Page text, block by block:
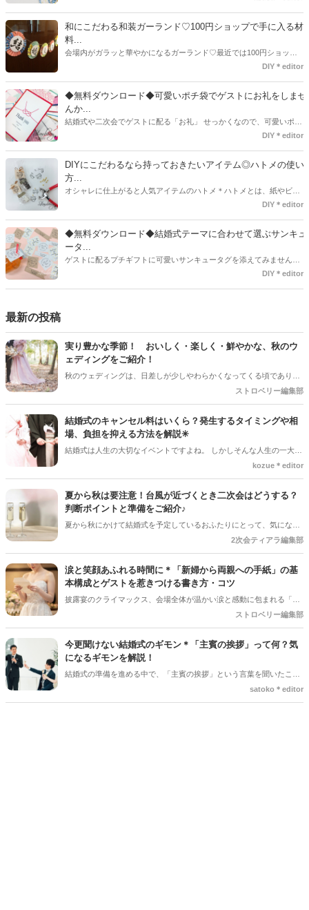
ま、付いてた方が断然可愛い♡そんなプレ花嫁さんたちの#サンキュー
タグアイデア、探してみました♪
和にこだわる和装ガーランド♡100円ショップで手に入る材
料...
会場内がガラッと華やかになるガーランド♡最近では100円ショップ
で既に完成された物が販売されていたり、ネット上でダウンロードし
す。ダウンロードしたデザインを印刷する紙をこだわるプレ花嫁さん
も・・・♡紙質や柄などでガラッと印象が変わりますよね♪
DIY＊editor
◆無料ダウンロード◆可愛いポチ袋でゲストにお礼をしませ
んか...
結婚式や二次会でゲストに配る「お礼」 せっかくなので、可愛いポチ
袋で用意しませんか？今回の記事では無料でダウンロードできるデザ
ください。いつもStrawberryを読んで頂いているプレ花嫁さんのお手
伝いが少しでも出来れば嬉しいです♡
DIY＊editor
DIYにこだわるなら持っておきたいアイテム◎ハトメの使い
方...
オシャレに仕上がると人気アイテムのハトメ＊ハトメとは、紙やビニ
ールなどに開けた穴につける金具のことでサイズが幅広く揃っていま
り、付けるものの素材や色にあわせて選ぶことができるんです♪*
DIY＊editor
◆無料ダウンロード◆結婚式テーマに合わせて選ぶサンキュ
ータ...
ゲストに配るプチギフトに可愛いサンキュータグを添えてみません
か？今回の記事では無料でダウンロードできる春婚にもピッタリなサ
DIY＊editor
最新の投稿
実り豊かな季節！ おいしく・楽しく・鮮やかな、秋のウ
ェディングをご紹介！
秋のウェディングは、日差しが少しやわらかくなってくる頃であり、
色々なことへの行動的がみなぎってくる季節。同時に、おいしいもの
クして準備を進めましょう♪
ストロベリー編集部
結婚式のキャンセル料はいくら？発生するタイミングや相
場、負担を抑える方法を解説✳︎
結婚式は人生の大切なイベントですよね。 しかしそんな人生の一大イ
ベントでも、やむを得ない事情で延期や中止、キャンセルを検討しな
ンセル料」です。 「いつからキャンセル料がかかるの？」「全額支払
わないといけないの？」と不安に思う方も多いでしょう。 この記事で
は、結婚式のキャンセル料が発生するタイミングや相場、負担を抑え
る方法についてわかりやすく解説します。
kozue＊editor
夏から秋は要注意！台風が近づくとき二次会はどうする？
判断ポイントと準備をご紹介♪
夏から秋にかけて結婚式を予定しているおふたりにとって、気になる
のが台風の影響。 結婚式は予定通り開催できそうだけど、「二次会は
むケースも少なくありません＊ 今回は、台風が近づいているときに二
次会を開催するか判断するポイントや、事前に準備しておきたいこと
をご紹介します＊
2次会ティアラ編集部
涙と笑顔あふれる時間に＊「新婦から両親への手紙」の基
本構成とゲストを惹きつける書き方・コツ
披露宴のクライマックス、会場全体が温かい涙と感動に包まれる「新
婦からご両親への手紙」。結婚式準備の終盤、「何から書き始めれば
レ花嫁さんは本当にたくさんいます。 育ててくれた家族への感謝を伝
える大切な場面だからこそ、心からの想いをまっすぐ届けたいですよ
ね。今回は、読みやすい手紙の基本構成から、ゲストがおいてけぼり
にならないための素敵な工夫まで、詳しくご紹介します◎
ストロベリー編集部
今更聞けない結婚式のギモン＊「主賓の挨拶」って何？気
になるギモンを解説！
結婚式の準備を進める中で、「主賓の挨拶」という言葉を聞いたこと
がある人は多いのではないでしょうか＊ですが、具体的に何をするの
satoko＊editor